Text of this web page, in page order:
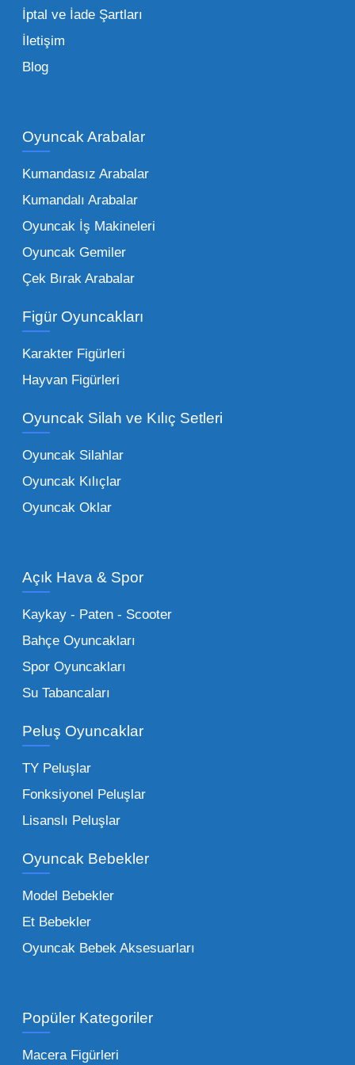
Toptan Oyuncak Çeşitleri Nelerdir?
kadar zengindir. Bir mağazanın veya eğitim
çeşitliliği ile doğru orantılıdır. İşte Mega
Oyuncak bünyesinde öne çıkan ve en çok
tercih edilen kategorilerimiz:
Peluş Oyuncaklar:
vazgeçilmezi olan yumuşak dokulu sevilen
seçeneklerimizi keşfederek koleksiyonunuza
en sevilen karakterleri ekleyebilirsiniz.
Eğitici Setler:
tarafından tercih edilentoptan eğitici
ebeveynlerin son yıllarda en çok satın aldığı
ürün grupları arasında yer almaktadır.
Oyuncak Araçlar:
stok imkanımızla sunulmaktadır.
Küçük Oyuncaklar:
sağlayan toptan küçük oyuncaklar, bakkallar,
Bu kategorideki küçük oyuncaklar toptan
alımlarda çok düşük maliyetlerle yüksek
adetli stok yapmanıza olanak tanır. Özellikle
sürpriz paketler ve figürler, çocukların
harçlıklarıyla kolayca alabildiği ürünlerdir.
Çocuk Oyuncakları Toptan Seçenekleri:
Bebeklik döneminden ergenliğe kadar geniş
toptan tedariği yaparken, piyasadaki en son
figürlerden geleneksel oyun setlerine kadar
her şeyi portföyümüzde bulabilirsiniz.
İşletmeler için toptan oyuncak satış ve alımı
İptal ve İade Şartları
İletişim
Blog
Oyuncak Arabalar
Kumandasız Arabalar
Kumandalı Arabalar
Oyuncak İş Makineleri
Oyuncak Gemiler
Çek Bırak Arabalar
Figür Oyuncakları
Karakter Figürleri
Hayvan Figürleri
Oyuncak Silah ve Kılıç Setleri
Oyuncak Silahlar
Oyuncak Kılıçlar
Oyuncak Oklar
Açık Hava & Spor
Kaykay - Paten - Scooter
Bahçe Oyuncakları
Spor Oyuncakları
Su Tabancaları
Peluş Oyuncaklar
TY Peluşlar
Fonksiyonel Peluşlar
Lisanslı Peluşlar
Oyuncak Bebekler
Model Bebekler
Et Bebekler
Oyuncak Bebek Aksesuarları
Popüler Kategoriler
Macera Figürleri